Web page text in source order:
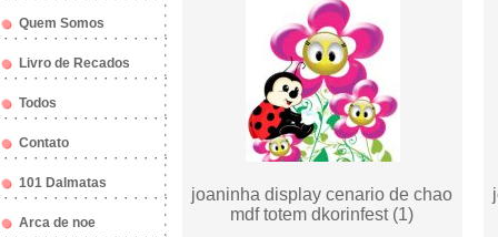
Quem Somos
Livro de Recados
Todos
Contato
101 Dalmatas
Arca de noe
joaninha display cenario de chao
mdf totem dkorinfest (1)